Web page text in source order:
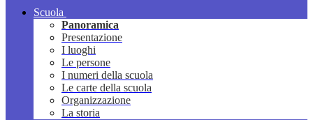
Scuola
Panoramica
Presentazione
I luoghi
Le persone
I numeri della scuola
Le carte della scuola
Organizzazione
La storia